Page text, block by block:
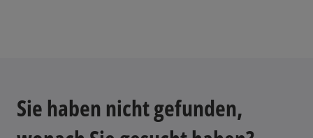
Sie haben nicht gefunden,